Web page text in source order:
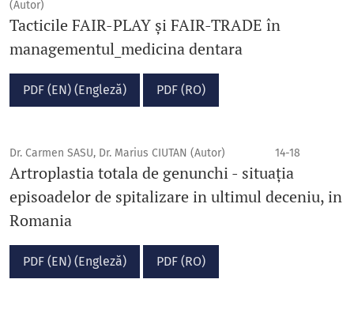
(Autor)
Tacticile FAIR-PLAY și FAIR-TRADE în
managementul_medicina dentara
PDF (EN) (Engleză) PDF (RO)
Dr. Carmen SASU, Dr. Marius CIUTAN (Autor) 14-18
Artroplastia totala de genunchi - situația
episoadelor de spitalizare in ultimul deceniu, in
Romania
PDF (EN) (Engleză) PDF (RO)